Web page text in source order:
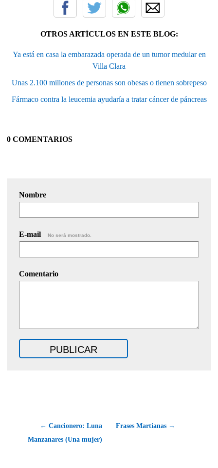
OTROS ARTÍCULOS EN ESTE BLOG:
Ya está en casa la embarazada operada de un tumor medular en
Villa Clara
Unas 2.100 millones de personas son obesas o tienen sobrepeso
Fármaco contra la leucemia ayudaría a tratar cáncer de páncreas
0 COMENTARIOS
Nombre
E-mail No será mostrado.
Comentario
← Cancionero: Luna
Manzanares (Una mujer)
Frases Martianas →